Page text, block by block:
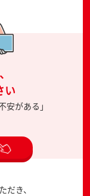
い
安がある」
だき、